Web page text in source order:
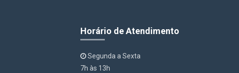
Horário de Atendimento
Segunda a Sexta
7h às 13h